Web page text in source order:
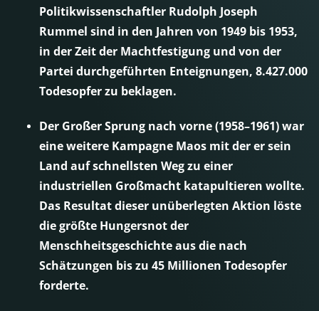
Politikwissenschaftler Rudolph Joseph
Rummel sind in den Jahren von 1949 bis 1953,
in der Zeit der Machtfestigung und von der
Partei durchgeführten Enteignungen, 8.427.000
Todesopfer zu beklagen.
Der Großer Sprung nach vorne (1958–1961) war
eine weitere Kampagne Maos mit der er sein
Land auf schnellsten Weg zu einer
industriellen Großmacht katapultieren wollte.
Das Resultat dieser unüberlegten Aktion löste
die größte Hungersnot der
Menschheitsgeschichte aus die nach
Schätzungen bis zu 45 Millionen Todesopfer
forderte.